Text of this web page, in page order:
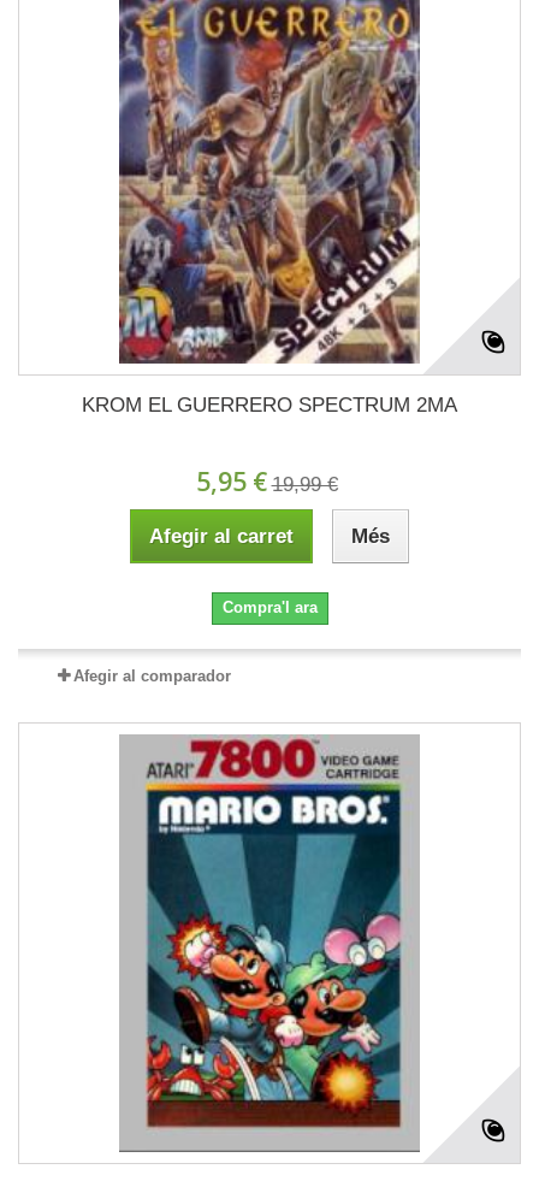
KROM EL GUERRERO SPECTRUM 2MA
5,95 € 19,99 €
Afegir al carret Més
Compra'l ara
Afegir al comparador